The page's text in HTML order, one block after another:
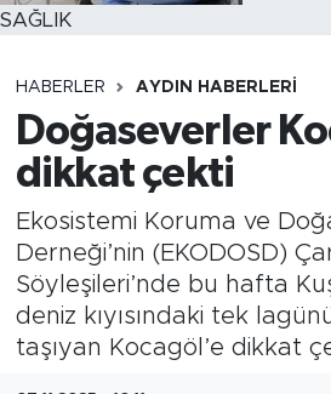
SAĞLIK
HABERLER AYDIN HABERLERI
Doğaseverler
dikkat çekti
Ekosistemi Koruma ve
Derneği’nin (EKODOSD)
Söyleşileri’nde bu hafta
deniz kıyısındaki tek
taşıyan Kocagöl’e dikkat